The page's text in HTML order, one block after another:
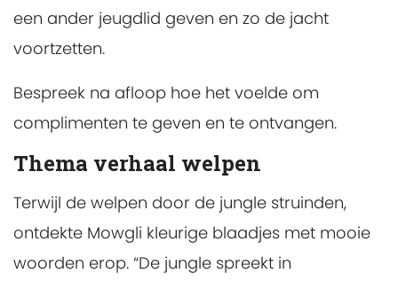
een ander jeugdlid geven en zo de jacht
voortzetten.
Bespreek na afloop hoe het voelde om
complimenten te geven en te ontvangen.
Thema verhaal welpen
Terwijl de welpen door de jungle struinden,
ontdekte Mowgli kleurige blaadjes met mooie
woorden erop. “De jungle spreekt in